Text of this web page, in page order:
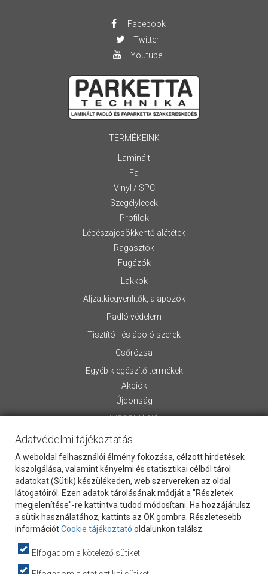
Facebook
Twitter
Youtube
TERMÉKEINK
Laminált
Fa
Vinyl / SPC
Szegélylecek
Profilok
Lépészajcsökkentő alátétek
Ragasztók
Fugázók
Lakkok
Aljzatkiegyenlítők, alapozók
Padló védelem
Tisztító - és ápoló szerek
Csőrózsa
Egyéb kiegészítő termékek
Akciók
Újdonság
INFORMÁCIÓ
Rólunk
Általános Szerződési Feltételek
Szállítási információk
Letölthető anyagok
Kapcsolat
Vevőszolgálat
Cookie Szabályzat
Hasznos információk
Adatvédelmi tájékoztatás
A weboldal felhasználói élmény fokozása, célzott hirdetések
kiszolgálása, valamint kényelmi és statisztikai célból tárol
adatokat (Sütik) készülékeden, web szervereken az oldal
látogatóiról. Ezen adatok tárolásának módját a "Részletek
megjelenítése"-re kattintva tudod módosítani. Ha hozzájárulsz
a sütik használatához, kattints az OK gombra. Részletesebb
információtCookie tájékoztató oldalunkon találsz.
Elfogadom a kötelező sütiket